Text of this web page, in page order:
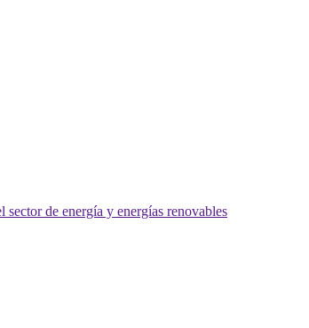
sector de energía y energías renovables